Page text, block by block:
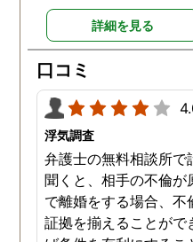
詳細を見る
口コミ
浮気調査
弁護士の無料相談所で
聞くと、相手の不倫が
で離婚をする場合、不
証拠を揃えることがで